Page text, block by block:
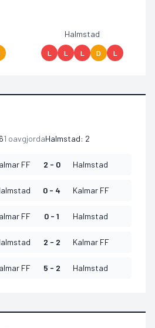
Halmstad
L L L D L
61 oavgjordaHalmstad: 2
FF 2 - 0 Halmstad
0 - 4 Kalmar FF
FF 0 - 1 Halmstad
2 - 2 Kalmar FF
FF 5 - 2 Halmstad